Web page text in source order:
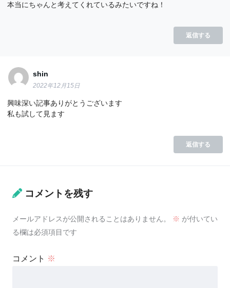
本当にちゃんと考えてくれているみたいですね！
返信する
shin
2022年12月15日
興味深い記事ありがとうございます
私も試して見ます
返信する
コメントを残す
メールアドレスが公開されることはありません。 ※ が付いてい
る欄は必須項目です
コメント ※